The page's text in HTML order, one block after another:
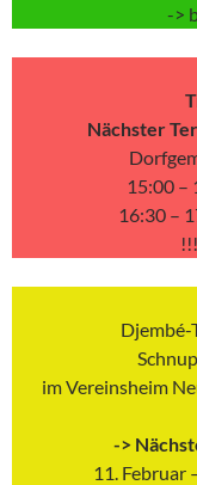
->
Nächster
15:00 –
16:30 –
Djembé-
im Vereinsheim
->
11. Februar